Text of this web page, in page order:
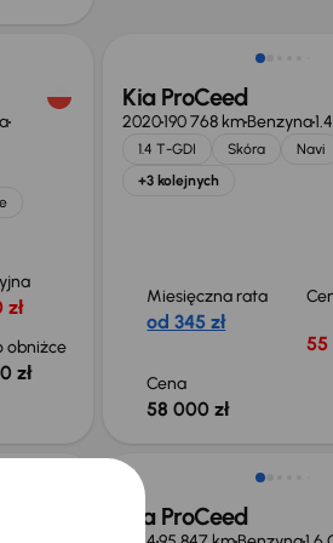
obniżce
zł
Kia ProCeed
2020190 768 kmBenzyna
1.4 T-GDI Skóra Navi
+3 kolejnych
Miesięczna rata
od 345 zł
55
Cena
58 000 zł
Taniej o 1 500 zł
Kia ProCeed